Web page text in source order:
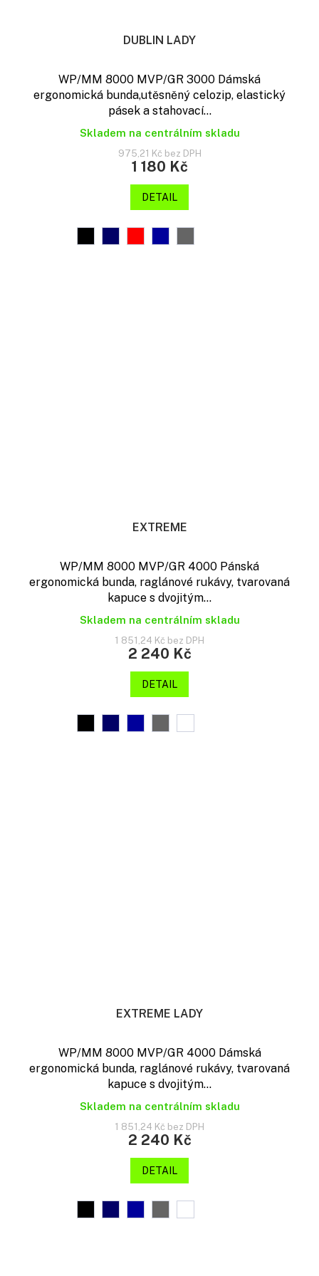
DUBLIN LADY
WP/MM 8000 MVP/GR 3000 Dámská
ergonomická bunda,utěsněný celozip, elastický
pásek a stahovací...
Skladem na centrálním skladu
975,21 Kč bez DPH
1 180 Kč
DETAIL
EXTREME
WP/MM 8000 MVP/GR 4000 Pánská
ergonomická bunda, raglánové rukávy, tvarovaná
kapuce s dvojitým...
Skladem na centrálním skladu
1 851,24 Kč bez DPH
2 240 Kč
DETAIL
EXTREME LADY
WP/MM 8000 MVP/GR 4000 Dámská
ergonomická bunda, raglánové rukávy, tvarovaná
kapuce s dvojitým...
Skladem na centrálním skladu
1 851,24 Kč bez DPH
2 240 Kč
DETAIL